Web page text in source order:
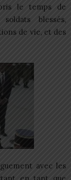
le temps de
blessés,
de vie, et des
avec les